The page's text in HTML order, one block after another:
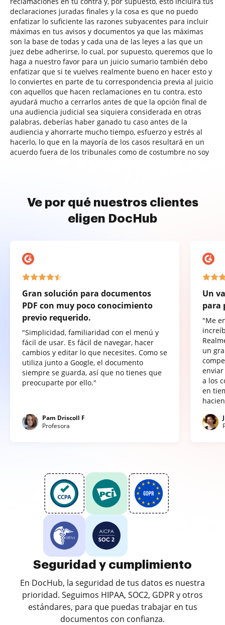
declaraciones juradas finales y la cosa es que no puedo
enfatizar lo suficiente las razones subyacentes para incluir
máximas en tus avisos y documentos ya que las máximas
son la base de todas y cada una de las leyes a las que un
juez debe adherirse, lo cual, por supuesto, queremos que lo
haga a nuestro favor para un juicio sumario también debo
enfatizar que si te vuelves realmente bueno en hacer esto y
lo conviertes en parte de tu correspondencia previa al juicio
con aquellos que hacen reclamaciones en tu contra, esto
ayudará mucho a cerrarlos antes de que la opción final de
una audiencia judicial sea siquiera considerada en otras
palabras, deberías haber ganado tu caso antes de la
audiencia y ahorrarte mucho tiempo, esfuerzo y estrés al
hacerlo, lo que en la mayoría de los casos resultará en un
acuerdo fuera de los tribunales como de costumbre no soy
Ve por qué nuestros clientes
eligen DocHub
Gran solución para documentos
PDF con muy poco conocimiento
previo requerido.
"Simplicidad, familiaridad con el menú y
fácil de usar. Es fácil de navegar, hacer
cambios y editar lo que necesites. Como se
utiliza junto a Google, el documento
siempre se guarda, así que no tienes que
preocuparte por ello."
Pam Driscoll F
Profesora
Un
para
"Me
un
a los
en
Seguridad y cumplimiento
En DocHub, la seguridad de tus datos es nuestra
prioridad. Seguimos HIPAA, SOC2, GDPR y otros
estándares, para que puedas trabajar en tus
documentos con confianza.